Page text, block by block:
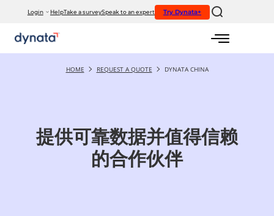
If you would like to visit the full website, please click here.
Login HelpTake a surveySpeak to an expert Try Dynata+
HOME REQUEST A QUOTE DYNATA CHINA
提供可靠数据并值得信赖
的合作伙伴